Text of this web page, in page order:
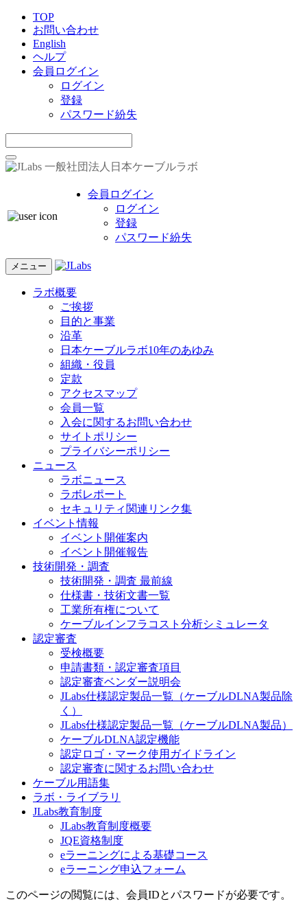
TOP
お問い合わせ
English
ヘルプ
会員ログイン
ログイン
登録
パスワード紛失
一般社団法人日本ケーブルラボ
会員ログイン
ログイン
登録
パスワード紛失
メニュー
ラボ概要
ご挨拶
目的と事業
沿革
日本ケーブルラボ10年のあゆみ
組織・役員
定款
アクセスマップ
会員一覧
入会に関するお問い合わせ
サイトポリシー
プライバシーポリシー
ニュース
ラボニュース
ラボレポート
セキュリティ関連リンク集
イベント情報
イベント開催案内
イベント開催報告
技術開発・調査
技術開発・調査 最前線
仕様書・技術文書一覧
工業所有権について
ケーブルインフラコスト分析シミュレータ
認定審査
受検概要
申請書類・認定審査項目
認定審査ベンダー説明会
JLabs仕様認定製品一覧（ケーブルDLNA製品除
く）
JLabs仕様認定製品一覧（ケーブルDLNA製品）
ケーブルDLNA認定機能
認定ロゴ・マーク使用ガイドライン
認定審査に関するお問い合わせ
ケーブル用語集
ラボ・ライブラリ
JLabs教育制度
JLabs教育制度概要
JQE資格制度
eラーニングによる基礎コース
eラーニング申込フォーム
このページの閲覧には、会員IDとパスワードが必要です。